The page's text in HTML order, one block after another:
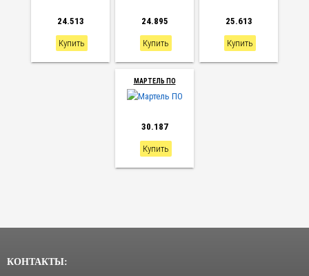
24.513
Купить
24.895
Купить
25.613
Купить
МАРТЕЛЬ ПО
30.187
Купить
КОНТАКТЫ: